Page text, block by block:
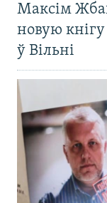
Максім
новую
ў Вільні